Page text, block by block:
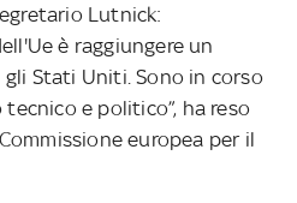
Lutnick:
è raggiungere un
Stati Uniti. Sono in corso
e politico”, ha reso
europea per il